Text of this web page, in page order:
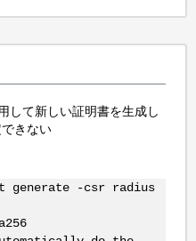
して新しい証明書を生成し
きない
generate -csr radius